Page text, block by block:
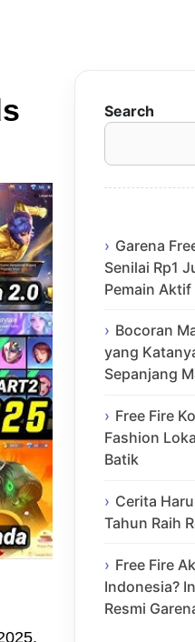
Search
Garena
Senilai Rp1
Pemain Aktif
Bocoran
yang
Sepanjang
Free Fire
Fashion
Batik
Cerita
Tahun Raih
Free Fire
Indonesia?
Resmi